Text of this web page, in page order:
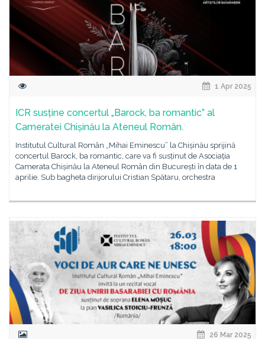
1 Apr 2025
ICR susține concertul „Barock, ba romantic” al
Cameratei Chișinău la Ateneul Român.
Institutul Cultural Român „Mihai Eminescu” la Chișinău sprijină
concertul Barock, ba romantic, care va fi susținut de Asociația
Camerata Chișinău la Ateneul Român din București în data de 1
aprilie. Sub bagheta dirijorului Cristian Spătaru, orchestra
26 Mar 2025